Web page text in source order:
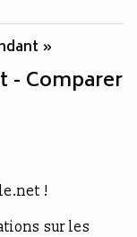
»
- Comparer
!
sur les